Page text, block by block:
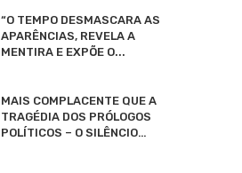
“O TEMPO DESMASCARA AS
APARÊNCIAS, REVELA A
MENTIRA E EXPÕE O...
MAIS COMPLACENTE QUE A
TRAGÉDIA DOS PRÓLOGOS
POLÍTICOS – O SILÊNCIO…